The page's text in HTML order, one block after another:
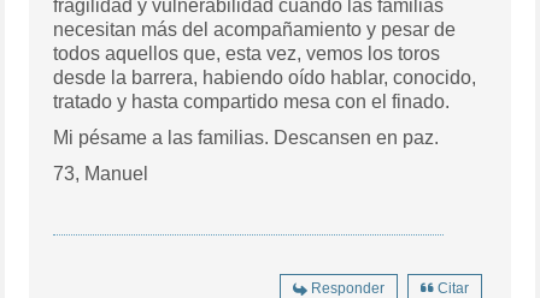
fragilidad y vulnerabilidad cuando las familias
necesitan más del acompañamiento y pesar de
todos aquellos que, esta vez, vemos los toros
desde la barrera, habiendo oído hablar, conocido,
tratado y hasta compartido mesa con el finado.
Mi pésame a las familias. Descansen en paz.
73, Manuel
Responder Citar